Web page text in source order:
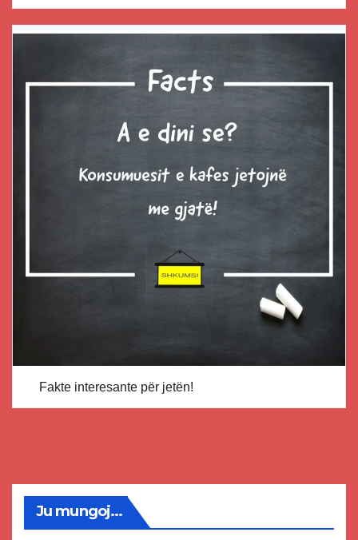
Fakte interesante për jetën!
Ju mungoj...